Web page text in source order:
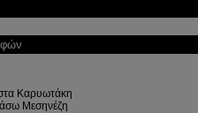
Καρυωτάκη
Μεσηνέζη